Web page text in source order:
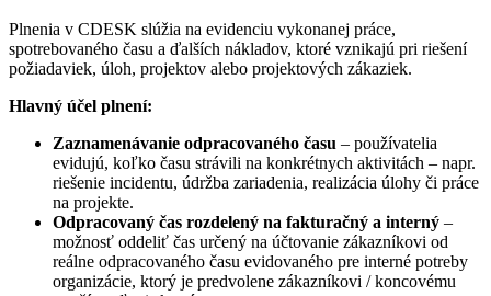
Plnenia v CDESK slúžia na evidenciu vykonanej práce,
spotrebovaného času a ďalších nákladov, ktoré vznikajú pri riešení
požiadaviek, úloh, projektov alebo projektových zákaziek.
Hlavný účel plnení:
Zaznamenávanie odpracovaného času – používatelia
evidujú, koľko času strávili na konkrétnych aktivitách – napr.
riešenie incidentu, údržba zariadenia, realizácia úlohy či práce
na projekte.
Odpracovaný čas rozdelený na fakturačný a interný –
možnosť oddeliť čas určený na účtovanie zákazníkovi od
reálne odpracovaného času evidovaného pre interné potreby
organizácie, ktorý je predvolene zákazníkovi / koncovému